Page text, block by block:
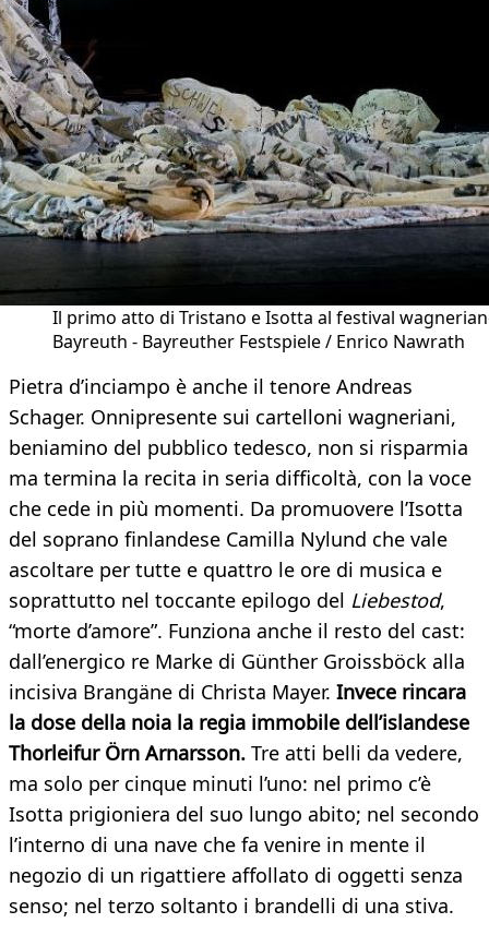
Il primo atto di Tristano e Isotta al festival
Bayreuth - Bayreuther Festspiele / Enrico Nawrath
Pietra d’inciampo è anche il tenore Andreas
Schager. Onnipresente sui cartelloni wagneriani,
beniamino del pubblico tedesco, non si risparmia
ma termina la recita in seria difficoltà, con la voce
che cede in più momenti. Da promuovere l’Isotta
del soprano finlandese Camilla Nylund che vale
ascoltare per tutte e quattro le ore di musica e
soprattutto nel toccante epilogo del Liebestod,
“morte d’amore”. Funziona anche il resto del cast:
dall’energico re Marke di Günther Groissböck alla
incisiva Brangäne di Christa Mayer. Invece rincara
la dose della noia la regia immobile dell’islandese
Thorleifur Örn Arnarsson. Tre atti belli da vedere,
ma solo per cinque minuti l’uno: nel primo c’è
Isotta prigioniera del suo lungo abito; nel secondo
l’interno di una nave che fa venire in mente il
negozio di un rigattiere affollato di oggetti senza
senso; nel terzo soltanto i brandelli di una stiva.